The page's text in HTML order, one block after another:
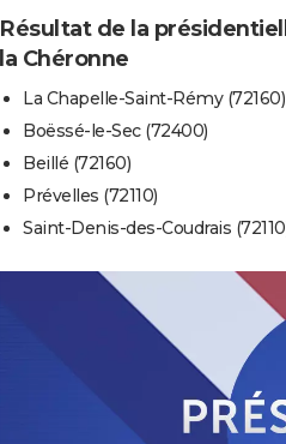
Résultat de la
la Chéronne
La Chapelle-Saint-Rémy (72160)
Boëssé-le-Sec (72400)
Beillé (72160)
Prévelles (72110)
Saint-Denis-des-Coudrais